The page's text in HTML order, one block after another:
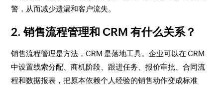
警，从而减少遗漏和客户流失。
2. 销售流程管理和 CRM 有什么关系？
销售流程管理是方法，CRM 是落地工具。企业可以在 CRM
中设置线索分配、商机阶段、跟进任务、报价审批、合同流
程和数据报表，把原本依赖个人经验的销售动作变成标准